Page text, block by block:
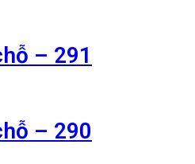
– 291
– 290